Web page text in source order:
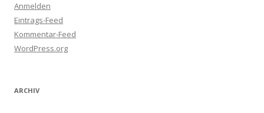
Anmelden
Eintrags-Feed
Kommentar-Feed
WordPress.org
ARCHIV